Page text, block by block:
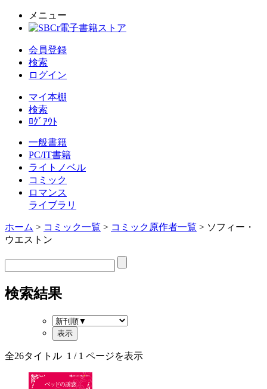
メニュー
会員登録
検索
ログイン
マイ本棚
検索
ﾛｸﾞｱｳﾄ
一般書籍
PC/IT書籍
ライトノベル
コミック
ロマンス
ライブラリ
ホーム > コミック一覧 > コミック原作者一覧 > ソフィー・
ウエストン
検索結果
全26タイトル 1 / 1 ページを表示